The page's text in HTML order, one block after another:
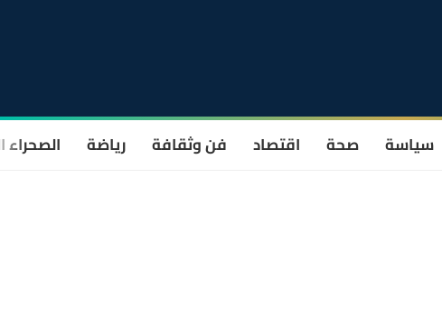
سياسة صحة اقتصاد فن وثقافة رياضة الصحراء